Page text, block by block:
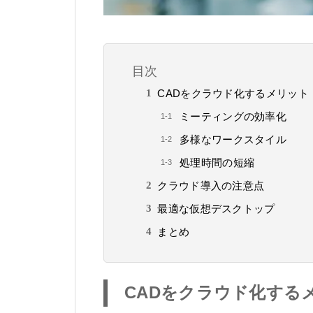
目次
CADをクラウド化するメリット
ミーティングの効率化
多様なワークスタイル
処理時間の短縮
クラウド導入の注意点
最適な仮想デスクトップ
まとめ
CADをクラウド化する